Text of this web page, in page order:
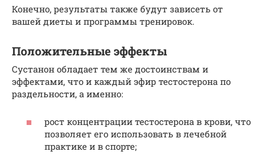
Конечно, результаты также будут зависеть от
вашей диеты и программы тренировок.
Положительные эффекты
Сустанон обладает тем же достоинствам и
эффектами, что и каждый эфир тестостерона по
раздельности, а именно:
рост концентрации тестостерона в крови, что
позволяет его использовать в лечебной
практике и в спорте;